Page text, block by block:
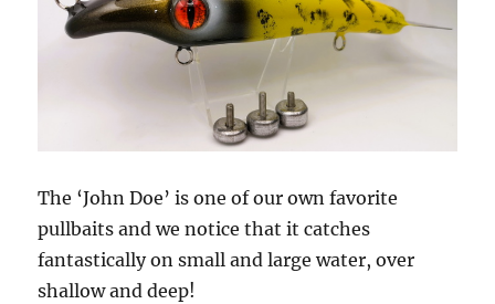
The ‘John Doe’ is one of our own favorite
pullbaits and we notice that it catches
fantastically on small and large water, over
shallow and deep!